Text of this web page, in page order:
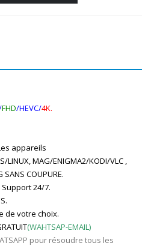
FHD/HEVC/4K.
appareils
LINUX, MAG/ENIGMA2/KODI/VLC ,
SANS COUPURE.
24/7.
de votre choix.
(WAHTSAP-EMAIL)
pour résoudre tous les